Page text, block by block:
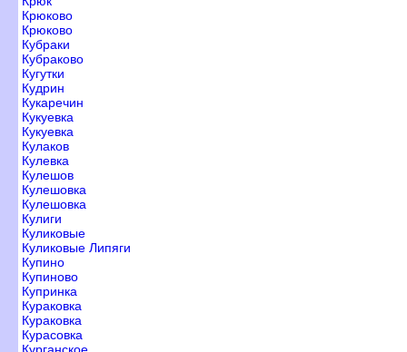
Крюково
Крюково
Кубраки
Кубраково
Кугутки
Кудрин
Кукаречин
Кукуевка
Кукуевка
Кулако
Кулевка
Кулешо
Кулешовка
Кулешовка
Кулиги
Куликовые
Куликовые Липяги
Купино
Купиново
Купринка
Кураковка
Кураковка
Курасовка
Курганское